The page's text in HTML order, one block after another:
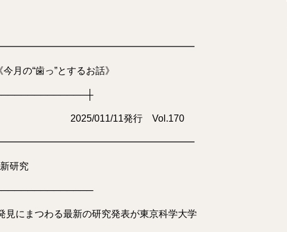
の“歯っ”とするお話》
発行 Vol.170
研究
見にまつわる最新の研究発表が東京科学大学